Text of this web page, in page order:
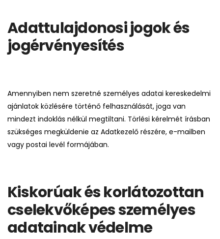
Adattulajdonosi jogok és
jogérvényesítés
Amennyiben nem szeretné személyes adatai kereskedelmi
ajánlatok közlésére történő felhasználását, joga van
mindezt indoklás nélkül megtiltani. Törlési kérelmét írásban
szükséges megküldenie az Adatkezelő részére, e-mailben
vagy postai levél formájában.
Kiskorúak és korlátozottan
cselekvőképes személyes
adatainak védelme